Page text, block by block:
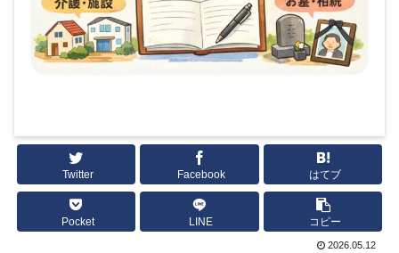
Twitter Facebook はてブ
Pocket LINE コピー
2026.05.12